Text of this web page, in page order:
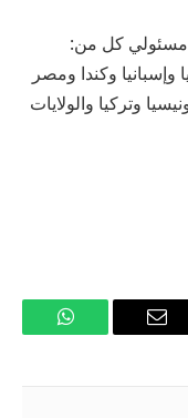
مسئولي كل من:
وإسبانيا وكندا ومصر
وتركيا والولايات
البريد
واتساب